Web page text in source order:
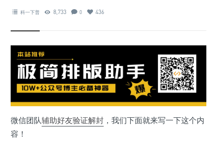
科一下普 8,733 0 436
微信团队辅助好友验证解封 ，我们下面就来写一下这个内
容！